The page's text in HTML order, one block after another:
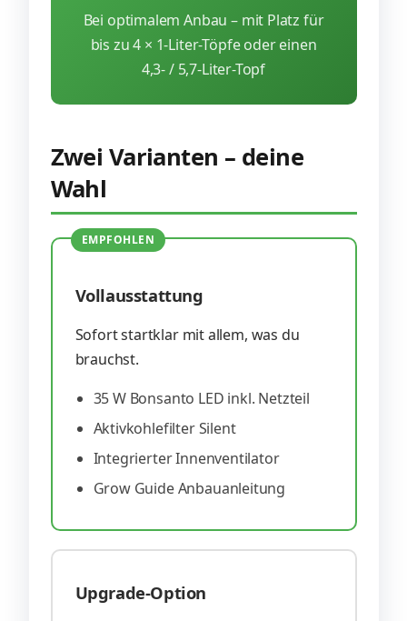
Bei optimalem Anbau – mit Platz für
bis zu 4 × 1-Liter-Töpfe oder einen
4,3- / 5,7-Liter-Topf
Zwei Varianten – deine
Wahl
EMPFOHLEN
Vollausstattung
Sofort startklar mit allem, was du
brauchst.
35 W Bonsanto LED inkl. Netzteil
Aktivkohlefilter Silent
Integrierter Innenventilator
Grow Guide Anbauanleitung
Upgrade-Option